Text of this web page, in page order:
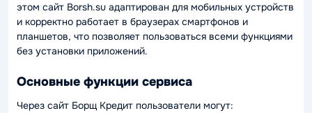
этом сайт Borsh.su адаптирован для мобильных устройств
и корректно работает в браузерах смартфонов и
планшетов, что позволяет пользоваться всеми функциями
без установки приложений.
Основные функции сервиса
Через сайт Борщ Кредит пользователи могут: